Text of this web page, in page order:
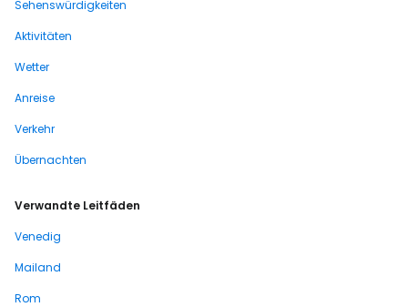
Sehenswürdigkeiten
Aktivitäten
Wetter
Anreise
Verkehr
Übernachten
Verwandte Leitfäden
Venedig
Mailand
Rom